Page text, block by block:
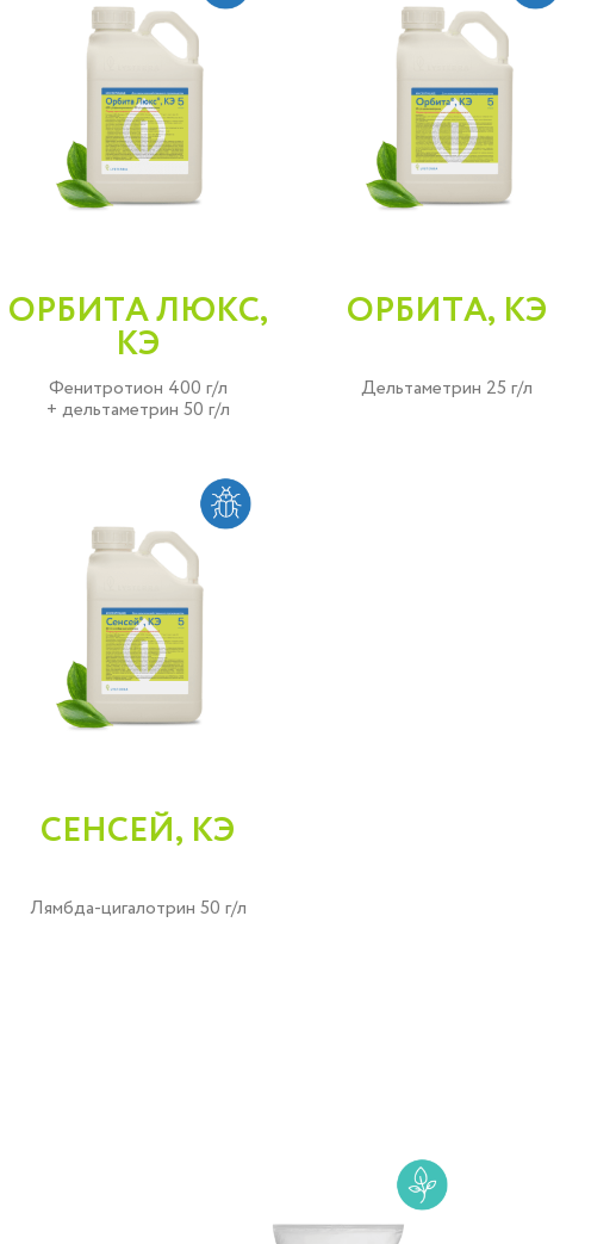
ОРБИТА ЛЮКС,
КЭ
Фенитротион 400 г/л
+ дельтаметрин 50 г/л
ОРБИТА, КЭ
Дельтаметрин 25 г/л
СЕНСЕЙ, КЭ
Лямбда-цигалотрин 50 г/л